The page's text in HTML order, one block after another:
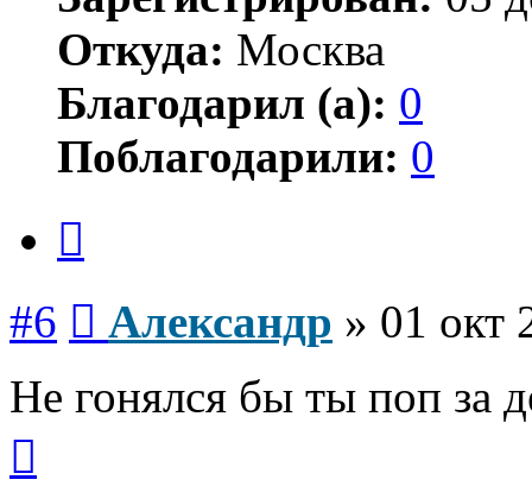
Откуда: Москва
Благодарил (а): 0
Поблагодарили: 0
#6 Александр » 01 окт
Не гонялся бы ты поп за
началу